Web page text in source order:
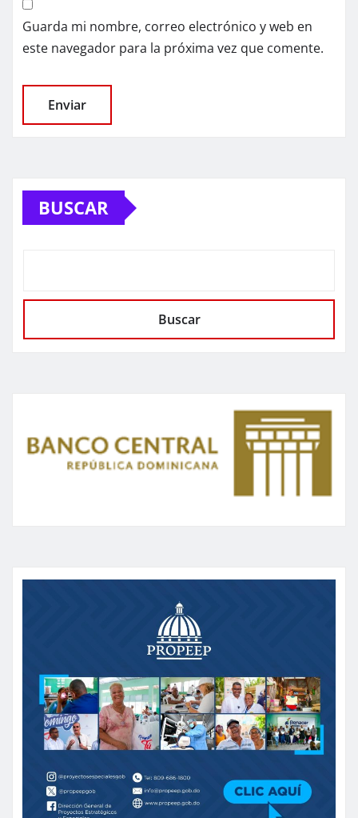
Guarda mi nombre, correo electrónico y web en
este navegador para la próxima vez que comente.
BUSCAR
Buscar